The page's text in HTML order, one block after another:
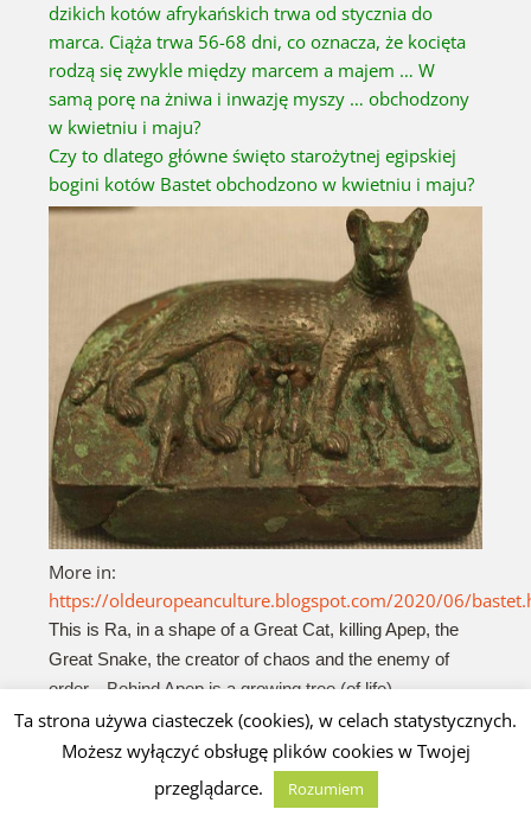
dzikich kotów afrykańskich trwa od stycznia do
marca. Ciąża trwa 56-68 dni, co oznacza, że kocięta
rodzą się zwykle między marcem a majem … W
samą porę na żniwa i inwazję myszy … obchodzony
w kwietniu i maju?
Czy to dlatego główne święto starożytnej egipskiej
bogini kotów Bastet obchodzono w kwietniu i maju?
More in:
https://oldeuropeanculture.blogspot.com/2020/06/
This is Ra, in a shape of a Great Cat, killing Apep, the
Great Snake, the creator of chaos and the enemy of
order…Behind Apep is a growing tree (of life)…
To Ra, pod postacią Wielkiego Kota, zabijający
Apepa, Wielkiego Węża, twórcę chaosu i wroga
porządku … Za Apepem rośnie drzewo (życia) …
Ta strona używa ciasteczek (cookies), w celach statystycznych.
Możesz wyłączyć obsługę plików cookies w Twojej
przeglądarce.
Rozumiem